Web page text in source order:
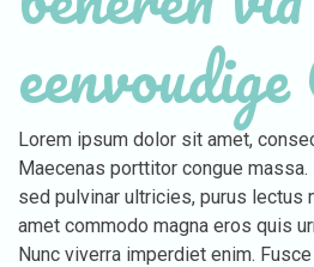
Lorem ipsum dolor sit amet,
Maecenas porttitor congue
sed pulvinar ultricies, purus lectus
amet commodo magna eros quis
Nunc viverra imperdiet enim.